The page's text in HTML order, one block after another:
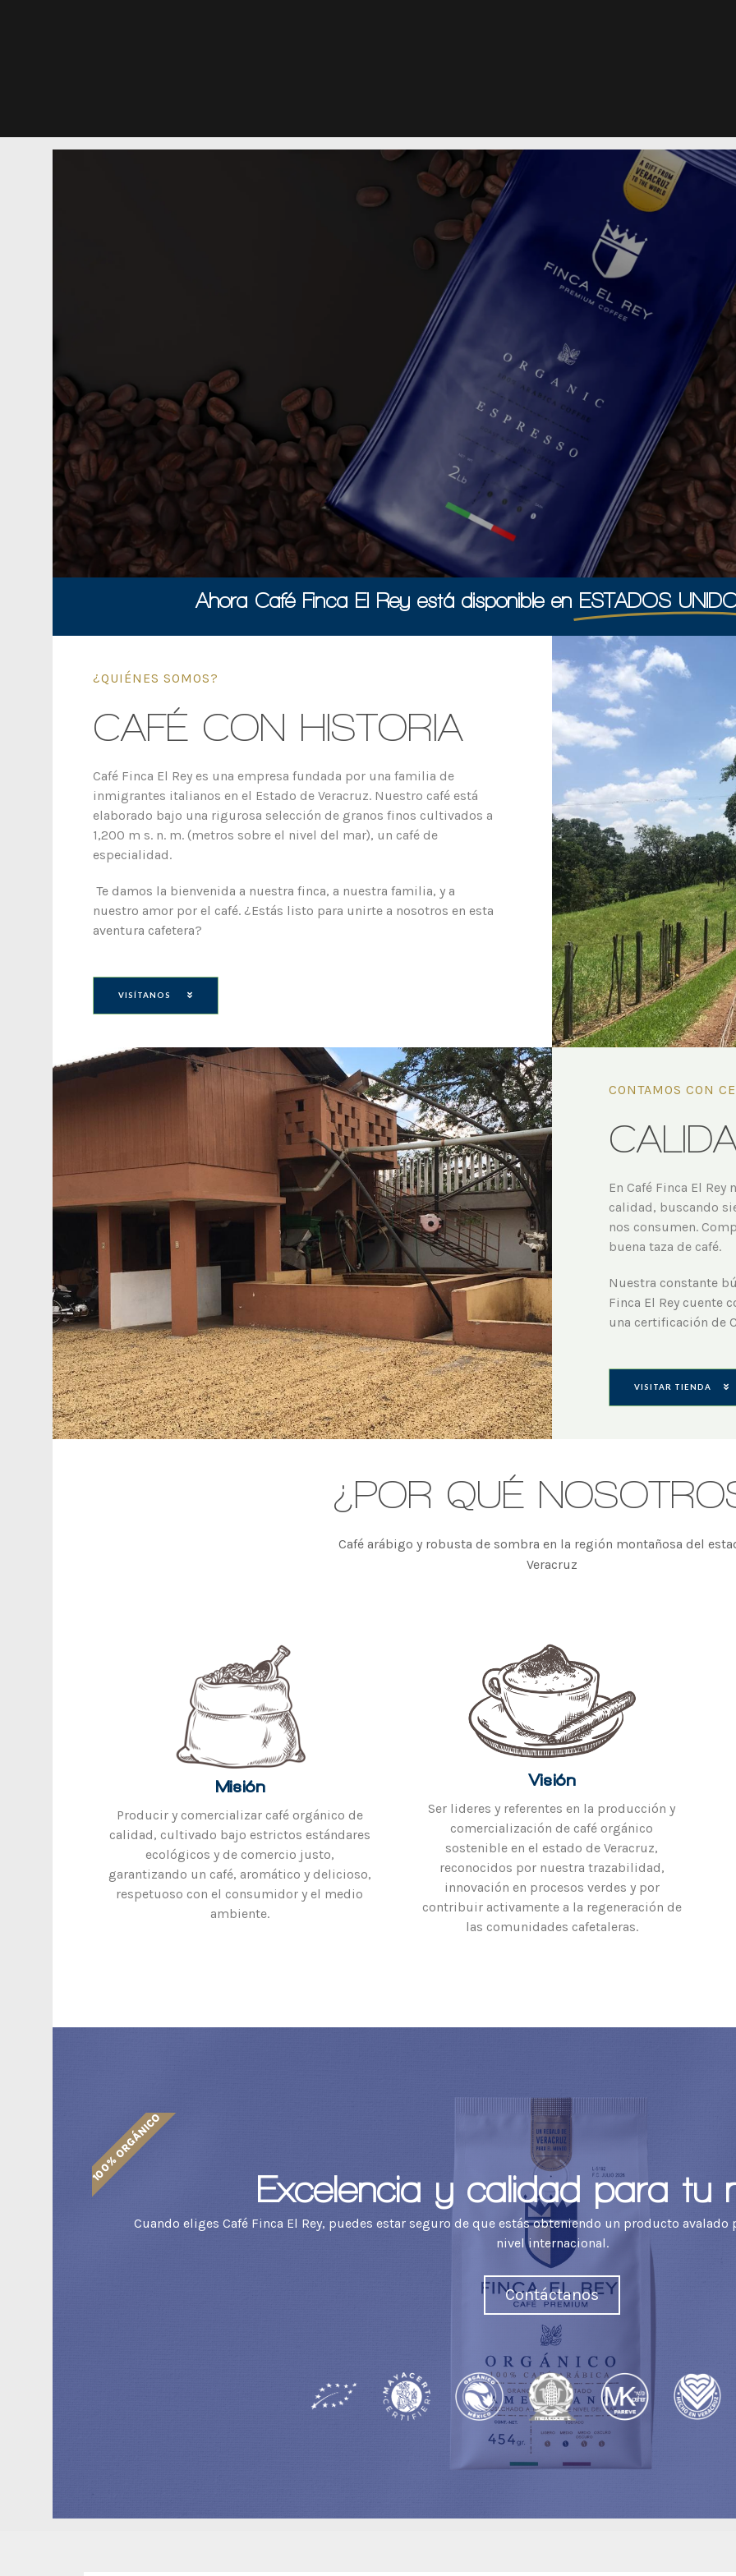
Ahora Café Finca El Rey está disponible en ESTADOS
¿QUIÉNES SOMOS?
CAFÉ CON HISTORIA
Café Finca El Rey es una empresa fundada por una familia de
inmigrantes italianos en el Estado de Veracruz. Nuestro café está
elaborado bajo una rigurosa selección de granos finos cultivados a
1,200 m s. n. m. (metros sobre el nivel del mar), un café de
especialidad.
Te damos la bienvenida a nuestra finca, a nuestra familia, y a
nuestro amor por el café. ¿Estás listo para unirte a nosotros en esta
aventura cafetera?
VISÍTANOS
CONTAMOS CON
En Café Finca El
calidad, buscando
nos consumen.
buena taza de café.
Nuestra constante
Finca El Rey cuente
una certificación de
VISITAR TIENDA
¿POR QUÉ
Café arábigo y robusta de sombra en la región montañosa del
Veracruz
Misión
Producir y comercializar café orgánico de
calidad, cultivado bajo estrictos estándares
ecológicos y de comercio justo,
garantizando un café, aromático y delicioso,
respetuoso con el consumidor y el medio
ambiente.
Visión
Ser lideres y referentes en la producción y
comercialización de café orgánico
sostenible en el estado de Veracruz,
reconocidos por nuestra trazabilidad,
innovación en procesos verdes y por
contribuir activamente a la regeneración de
las comunidades cafetaleras.
Excelencia y calidad para tu
Cuando eliges Café Finca El Rey, puedes estar seguro de que estás obteniendo un producto
nivel internacional.
Contáctanos
100% ORGÁNICO